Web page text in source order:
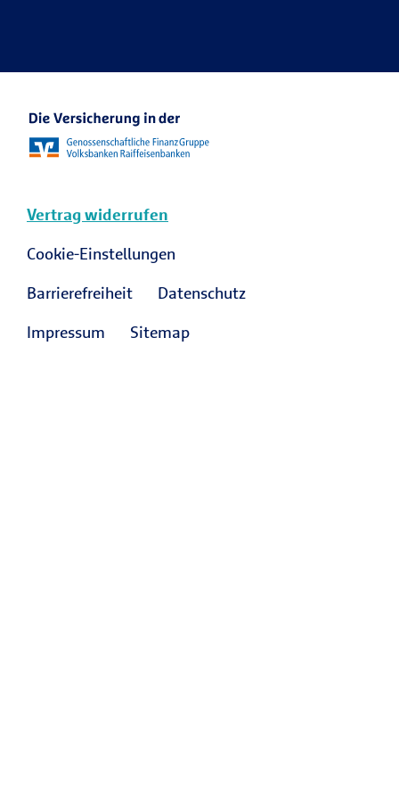
Vertrag widerrufen
Cookie-Einstellungen
Barrierefreiheit
Datenschutz
Impressum
Sitemap